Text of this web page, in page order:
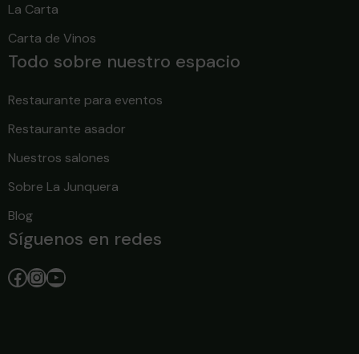
La Carta
Carta de Vinos
Todo sobre nuestro espacio
Restaurante para eventos
Restaurante asador
Nuestros salones
Sobre La Junquera
Blog
Síguenos en redes
Facebook
Instagram
YouTube